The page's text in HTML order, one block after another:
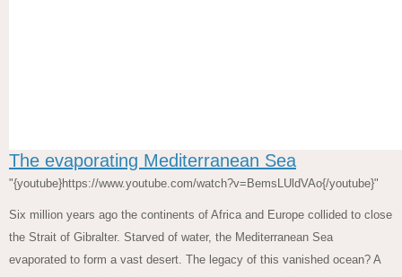
The evaporating Mediterranean Sea
"{youtube}https://www.youtube.com/watch?v=BemsLUldVAo{/youtube}"
Six million years ago the continents of Africa and Europe collided to close
the Strait of Gibralter. Starved of water, the Mediterranean Sea
evaporated to form a vast desert. The legacy of this vanished ocean? A